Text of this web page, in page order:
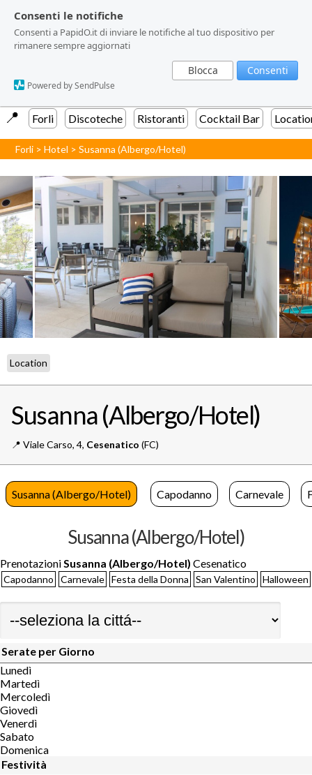
Consenti le notifiche
Consenti a PapidO.it di inviare le notifiche al tuo dispositivo per
rimanere sempre aggiornati
Blocca Consenti
Powered by SendPulse
Consenti le notifiche
Consenti a PapidO.it di inviare le notifiche al tuo dispositivo per
rimanere sempre aggiornati
Blocca Consenti
Powered by SendPulse
📍️ Forli Discoteche Ristoranti Cocktail Bar
Forli >Hotel >Susanna (Albergo/Hotel)
Location
Susanna (Albergo/Hotel)
📍️ Viale Carso, 4, Cesenatico (FC)
Susanna (Albergo/Hotel) Capodanno Carnevale
Susanna (Albergo/Hotel)
Prenotazioni Susanna (Albergo/Hotel) Cesenatico
Capodanno Carnevale Festa della Donna San Valentino Halloween
Serate per Giorno
Lunedì
Martedì
Mercoledì
Giovedì
Venerdì
Sabato
Domenica
Festività